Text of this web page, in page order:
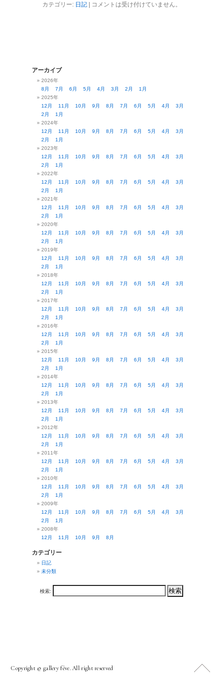
カテゴリー: 日記| コメントは受け付けていません。
アーカイブ
2026年
8月
7月 6月 5月 4月 3月 2月
1月
2025年
12月
11月 10月 9月 8月 7月 6月 5月 4月
3月
2月
1月
2024年
12月
11月 10月 9月 8月 7月 6月 5月 4月
3月
2月
1月
2023年
12月
11月 10月 9月 8月 7月 6月 5月 4月
3月
2月
1月
2022年
12月
11月 10月 9月 8月 7月 6月 5月 4月
3月
2月
1月
2021年
12月
11月 10月 9月 8月 7月 6月 5月 4月
3月
2月
1月
2020年
12月
11月 10月 9月 8月 7月 6月 5月 4月
3月
2月
1月
2019年
12月
11月 10月 9月 8月 7月 6月 5月 4月
3月
2月
1月
2018年
12月
11月 10月 9月 8月 7月 6月 5月 4月
3月
2月
1月
2017年
12月
11月 10月 9月 8月 7月 6月 5月 4月
3月
2月
1月
2016年
12月
11月 10月 9月 8月 7月 6月 5月 4月
3月
2月
1月
2015年
12月
11月 10月 9月 8月 7月 6月 5月 4月
3月
2月
1月
2014年
12月
11月 10月 9月 8月 7月 6月 5月 4月
3月
2月
1月
2013年
12月
11月 10月 9月 8月 7月 6月 5月 4月
3月
2月
1月
2012年
12月
11月 10月 9月 8月 7月 6月 5月 4月
3月
2月
1月
2011年
12月
11月 10月 9月 8月 7月 6月 5月 4月
3月
2月
1月
2010年
12月
11月 10月 9月 8月 7月 6月 5月 4月
3月
2月
1月
2009年
12月
11月 10月 9月 8月 7月 6月 5月 4月
3月
2月
1月
2008年
12月
11月 10月 9月 8月
カテゴリー
日記
未分類
検索:
Copyright © gallery fève. All right reserved